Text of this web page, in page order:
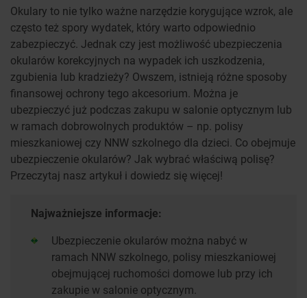
Okulary to nie tylko ważne narzędzie korygujące wzrok, ale
często też spory wydatek, który warto odpowiednio
zabezpieczyć. Jednak czy jest możliwość ubezpieczenia
okularów korekcyjnych na wypadek ich uszkodzenia,
zgubienia lub kradzieży? Owszem, istnieją różne sposoby
finansowej ochrony tego akcesorium. Można je
ubezpieczyć już podczas zakupu w salonie optycznym lub
w ramach dobrowolnych produktów – np. polisy
mieszkaniowej czy NNW szkolnego dla dzieci. Co obejmuje
ubezpieczenie okularów? Jak wybrać właściwą polisę?
Przeczytaj nasz artykuł i dowiedz się więcej!
Najważniejsze informacje:
Ubezpieczenie okularów można nabyć w
ramach NNW szkolnego, polisy mieszkaniowej
obejmującej ruchomości domowe lub przy ich
zakupie w salonie optycznym.